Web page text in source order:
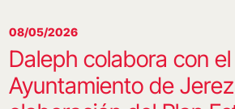
08/05/2026
Daleph colabora con el
Ayuntamiento de